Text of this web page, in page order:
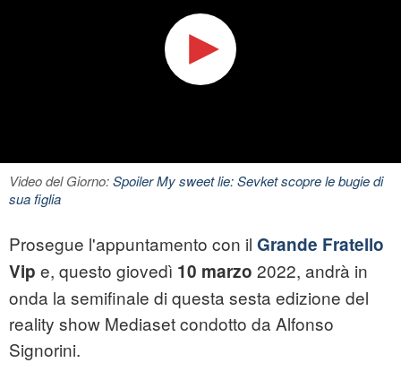
Video del Giorno:Spoiler My sweet lie: Sevket scopre le bugie di
sua figlia
Prosegue l'appuntamento con il Grande Fratello
Vip e, questo giovedì 10 marzo 2022, andrà in
onda la semifinale di questa sesta edizione del
reality show Mediaset condotto da Alfonso
Signorini.